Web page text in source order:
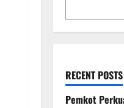
RECENT POSTS
Pemkot